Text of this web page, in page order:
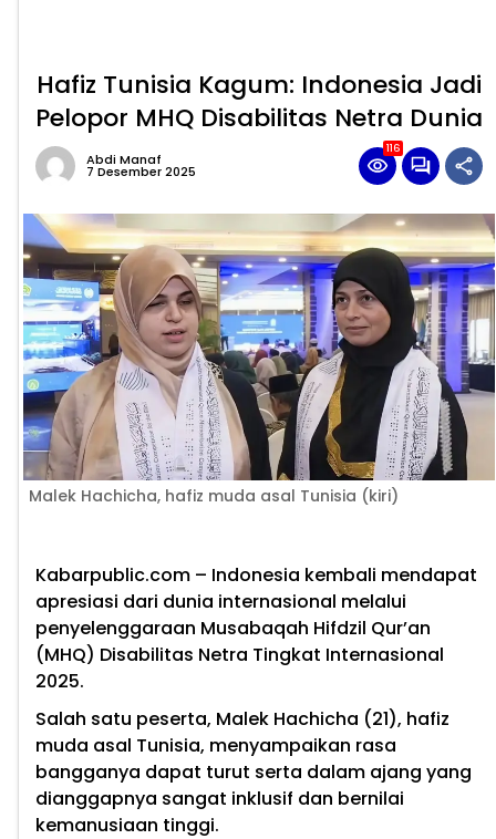
Hafiz Tunisia Kagum: Indonesia Jadi
Pelopor MHQ Disabilitas Netra Dunia
Abdi Manaf
7 Desember 2025
116
Malek Hachicha, hafiz muda asal Tunisia (kiri)
Kabarpublic.com – Indonesia kembali mendapat
apresiasi dari dunia internasional melalui
penyelenggaraan Musabaqah Hifdzil Qur’an
(MHQ) Disabilitas Netra Tingkat Internasional
2025.
Salah satu peserta, Malek Hachicha (21), hafiz
muda asal Tunisia, menyampaikan rasa
bangganya dapat turut serta dalam ajang yang
dianggapnya sangat inklusif dan bernilai
kemanusiaan tinggi.